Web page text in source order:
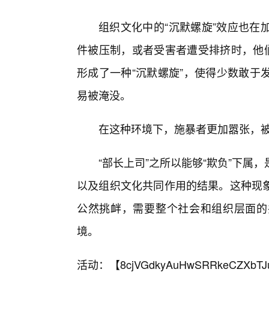
组织文化中的“沉默螺旋”效应也
件被压制，或者受害者遭受排挤时，
形成了一种“沉默螺旋”，使得少数敢
易被淹没。
在这种环境下，施暴者更加嚣张，
“部长上司”之所以能够“欺负”下属
以及组织文化共同作用的结果。这种
公然挑衅，需要整个社会和组织层面
境。
活动：【